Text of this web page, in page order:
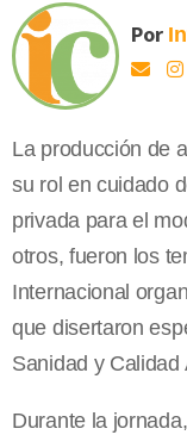
Por
La producción de
su rol en cuidado
privada para el
otros, fueron los
Internacional
que disertaron
Sanidad y
Durante la